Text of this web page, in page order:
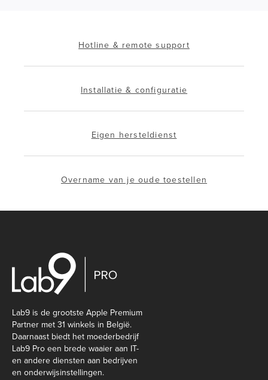
Hotline & remote support
Installatie & configuratie
Eigen hersteldienst
Overname van je oude toestellen
Lab9 is de grootste Apple Premium
Partner met 31 winkels in België.
Daarnaast biedt het moederbedrijf
Lab9 Pro een brede waaier aan IT-
en andere diensten aan bedrijven
en onderwijsinstellingen.